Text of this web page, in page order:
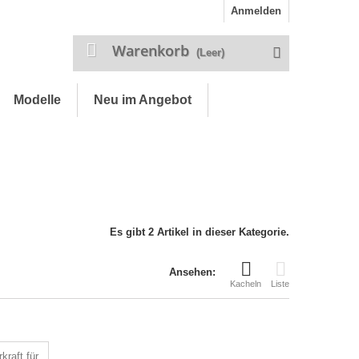
Anmelden
Warenkorb (Leer)
Modelle Neu im Angebot
Es gibt 2 Artikel in dieser Kategorie.
Ansehen:
Kacheln Liste